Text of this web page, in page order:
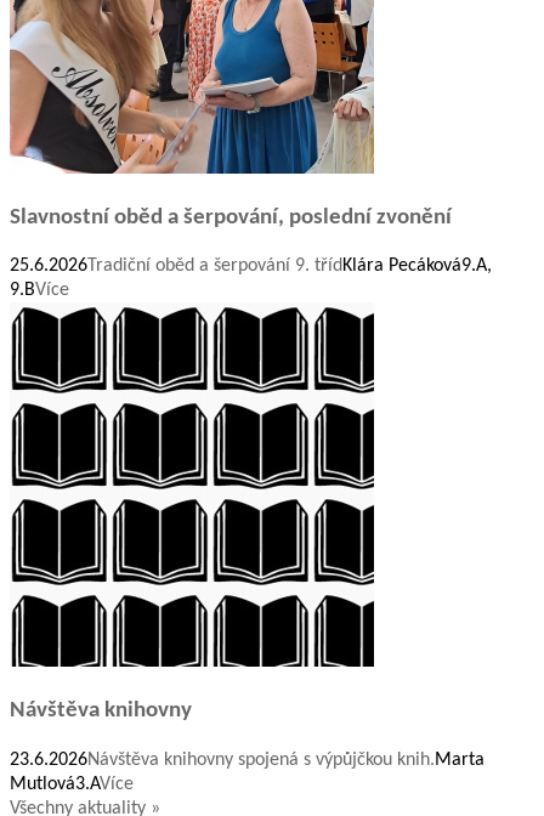
Slavnostní oběd a šerpování, poslední zvonění
25.6.2026Tradiční oběd a šerpování 9. třídKlára Pecáková9.A,
9.BVíce
Návštěva knihovny
23.6.2026Návštěva knihovny spojená s výpůjčkou knih.Marta
Mutlová3.AVíce
Všechny aktuality »